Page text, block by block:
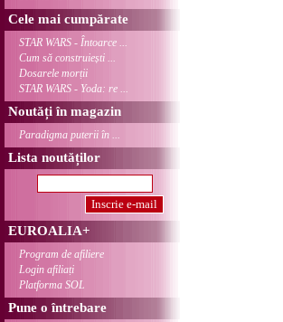
Cele mai cumpărate
STAR WARS - Întoarce ...
Cum să construiești ...
Dosarele morții
STAR WARS - Yoda: re ...
Noutăți în magazin
Paradigma puterii în ...
Lista noutăților
EUROALIA+
Program de afiliere
Login afiliați
Platforma SOL
Pune o întrebare